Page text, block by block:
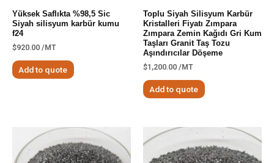
Yüksek Saflıkta %98,5 Sic
Siyah silisyum karbür kumu
f24
$920.00 /MT
Add to quote
Toplu Siyah Silisyum Karbür
Kristalleri Fiyatı Zımpara
Zımpara Zemin Kağıdı Gri Kum
Taşları Granit Taş Tozu
Aşındırıcılar Döşeme
$1,200.00 /MT
Add to quote